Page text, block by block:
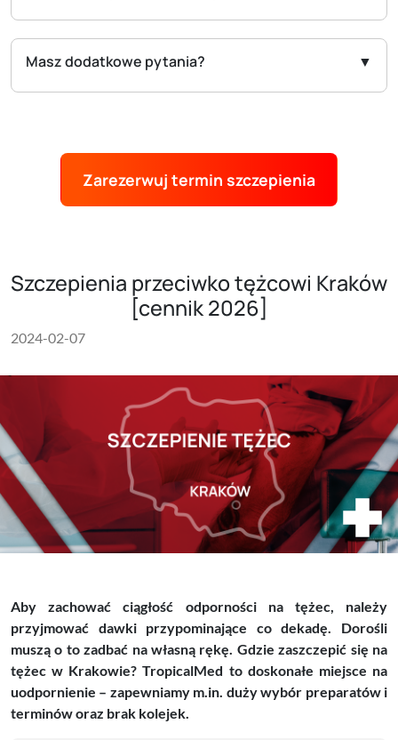
Masz dodatkowe pytania?
Zarezerwuj termin szczepienia
Szczepienia przeciwko tężcowi Kraków
[cennik 2026]
2024-02-07
Aby zachować ciągłość odporności na tężec, należy
przyjmować dawki przypominające co dekadę. Dorośli
muszą o to zadbać na własną rękę. Gdzie zaszczepić się na
tężec w Krakowie? TropicalMed to doskonałe miejsce na
uodpornienie – zapewniamy m.in. duży wybór preparatów i
terminów oraz brak kolejek.